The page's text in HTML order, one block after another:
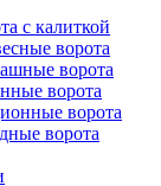
с калиткой
ворота
ворота
ворота
ворота
ворота